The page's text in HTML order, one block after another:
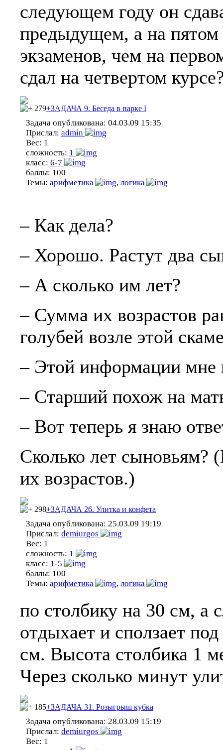
следующем году он
предыдущем, а на пятом
экзаменов, чем на
сдал на четвертом
279+ЗАДАЧА 9. Беседа в парке I
Задача опубликована: 04.03.09 15:35
Прислал: admin
Вес: 1
сложность: 1
класс: 6-7
баллы: 100
Темы: арифметика , логика
– Как дела?
– Хорошо. Растут два
– А сколько им лет?
– Сумма их возрастов
голубей возле этой
– Этой информации мне
– Старший похож на
– Вот теперь я знаю
Сколько лет сыновьям?
их возрастов.)
298+ЗАДАЧА 26. Улитка и конфета
Задача опубликована: 25.03.09 19:19
Прислал: demiurgos
Вес: 1
сложность: 1
класс: 1-5
баллы: 100
Темы: арифметика , логика
по столбику на 30 см,
отдыхает и сползает
см. Высота столбика 1
Через сколько минут
185+ЗАДАЧА 31. Розыгрыш кубка
Задача опубликована: 28.03.09 15:19
Прислал: demiurgos
Вес: 1